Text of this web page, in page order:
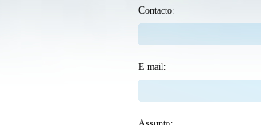
Contacto:
E-mail: